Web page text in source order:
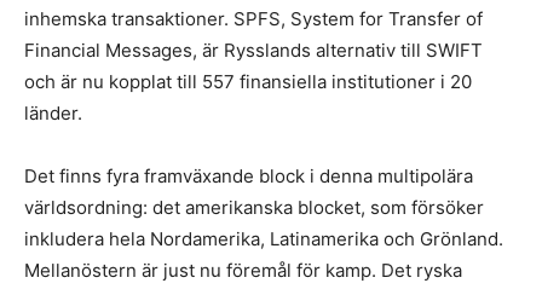
inhemska transaktioner. SPFS, System for Transfer of
Financial Messages, är Rysslands alternativ till SWIFT
och är nu kopplat till 557 finansiella institutioner i 20
länder.
Det finns fyra framväxande block i denna multipolära
världsordning: det amerikanska blocket, som försöker
inkludera hela Nordamerika, Latinamerika och Grönland.
Mellanöstern är just nu föremål för kamp. Det ryska